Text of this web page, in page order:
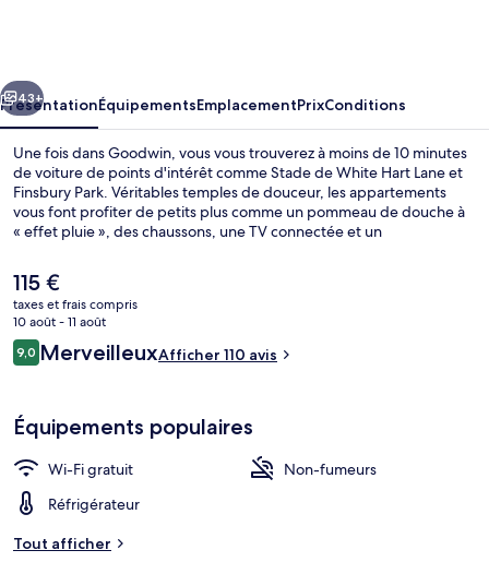
Suivant
43+
PrésentationÉquipementsEmplacementPrixConditions
Une fois dans Goodwin, vous vous trouverez à moins de 10 minutes
de voiture de points d'intérêt comme Stade de White Hart Lane et
Finsbury Park. Véritables temples de douceur, les appartements
vous font profiter de petits plus comme un pommeau de douche à
« effet pluie », des chaussons, une TV connectée et un
des transports publics. Station de métro Arsenal se trouve à 13 min à
peine.
Le
prix
actuel
est
de
115 €
taxes et frais compris
10 août - 11 août
Avis
voyageurs
9,09,0 sur 10
MerveilleuxAfficher 110 avis
Équipements populaires
Wi-Fi gratuit
Non-fumeurs
Réfrigérateur
Tout afficher